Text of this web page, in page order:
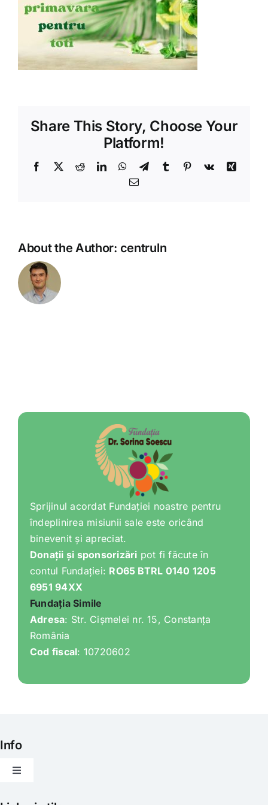
Shop
Tratamente naturale
Share This Story, Choose Your
Platform!
Facebook
X RedditLinkedInWhatsApp
TelegramTumblr Pinterest
Vk
Xing
Email
About the Author: centruln
Sprijinul acordat Fundației noastre pentru
îndeplinirea misiunii sale este oricând
binevenit și apreciat.
Donații și sponsorizări pot fi făcute în
contul Fundației: RO65 BTRL 0140 1205
6951 94XX
Fundația Simile
Adresa: Str. Cișmelei nr. 15, Constanța
România
Cod fiscal: 10720602
Info
Toggle
Articole